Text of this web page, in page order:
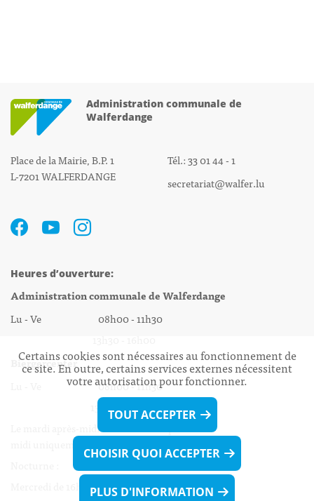
Administration communale de
Walferdange
Place de la Mairie, B.P. 1
L-7201 WALFERDANGE
Tél.: 33 01 44 - 1
secretariat@walfer.lu
Heures d’ouverture:
Administration communale de Walferdange
Lu - Ve 08h00 - 11h30
Biergercenter
Lu - Ve 08h00 - 11h30
13h30 - 16h00
Le mardi après-midi et le vendredi après-
midi uniquement sur Rdv.
Mercredi de 16h00 - 18h45 uniquement sur Rdv
Certains cookies sont nécessaires au fonctionnement de
ce site. En outre, certains services externes nécessitent
votre autorisation pour fonctionner.
TOUT ACCEPTER
CHOISIR QUOI ACCEPTER
PLUS D'INFORMATION